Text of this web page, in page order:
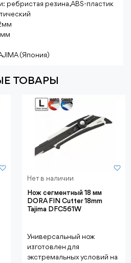
ребристая резина,ABS-пластик
мм
(Япония)
ТОВАРЫ
Нет в наличии
Нож сегментный 18 мм
DORA FIN Cutter 18mm
Tajima DFC561W
Универсальный нож
изготовлен для
экстремальных условий на